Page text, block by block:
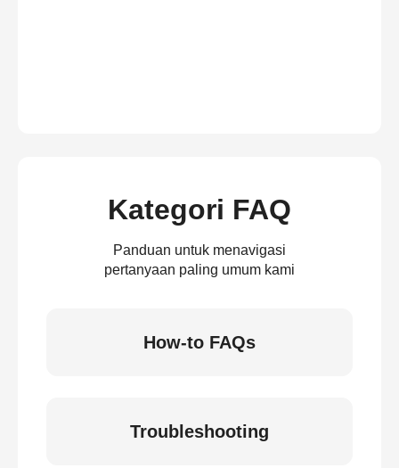
Kategori FAQ
Panduan untuk menavigasi
pertanyaan paling umum kami
How-to FAQs
Troubleshooting